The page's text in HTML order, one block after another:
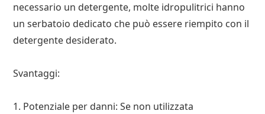
necessario un detergente, molte idropulitrici hanno
un serbatoio dedicato che può essere riempito con il
detergente desiderato.
Svantaggi:
1. Potenziale per danni: Se non utilizzata